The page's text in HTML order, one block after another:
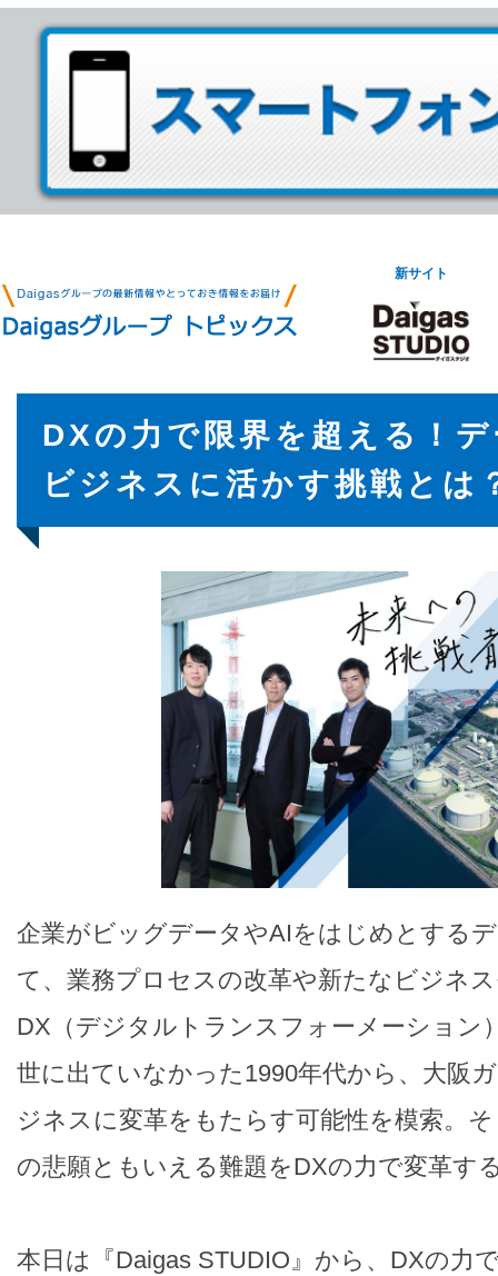
新サイト
DXの力で限界を超える！
ビジネスに活かす挑戦とは
企業がビッグデータやAIをはじめとする
て、業務プロセスの改革や新たなビジネ
DX（デジタルトランスフォーメーション
世に出ていなかった1990年代から、大阪
ジネスに変革をもたらす可能性を模索。
の悲願ともいえる難題をDXの力で変革
本日は『Daigas STUDIO』から、DXの力